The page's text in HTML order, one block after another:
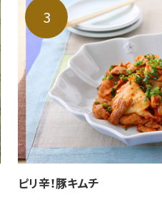
ピリ辛！豚キムチ